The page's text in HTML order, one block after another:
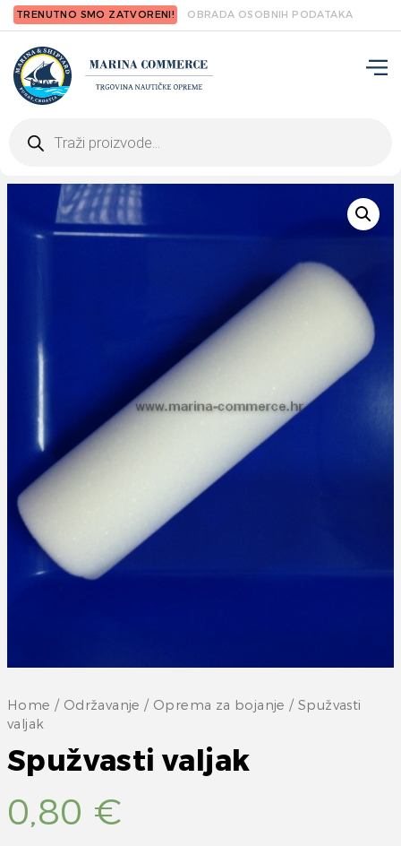
TRENUTNO SMO ZATVORENI! OBRADA OSOBNIH PODATAKA
search
Home / Održavanje / Oprema za bojanje / Spužvasti
valjak
Spužvasti valjak
0,80 €